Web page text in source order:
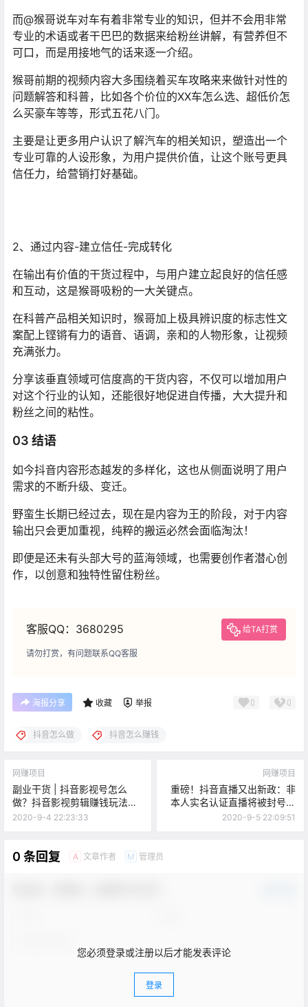
而@猴哥说车对车有着非常专业的知识，但并不会用非常
专业的术语或者干巴巴的数据来给粉丝讲解，有营养但不
可口，而是用接地气的话来逐一介绍。
猴哥前期的视频内容大多围绕着买车攻略来来做针对性的
问题解答和科普，比如各个价位的XX车怎么选、超低价怎
么买豪车等等，形式五花八门。
主要是让更多用户认识了解汽车的相关知识，塑造出一个
专业可靠的人设形象，为用户提供价值，让这个账号更具
信任力，给营销打好基础。
2、通过内容-建立信任-完成转化
在输出有价值的干货过程中，与用户建立起良好的信任感
和互动，这是猴哥吸粉的一大关键点。
在科普产品相关知识时，猴哥加上极具辨识度的标志性文
案配上铿锵有力的语音、语调，亲和的人物形象，让视频
充满张力。
分享该垂直领域可信度高的干货内容，不仅可以增加用户
对这个行业的认知，还能很好地促进自传播，大大提升和
粉丝之间的粘性。
03 结语
如今抖音内容形态越发的多样化，这也从侧面说明了用户
需求的不断升级、变迁。
野蛮生长期已经过去，现在是内容为王的阶段，对于内容
输出只会更加重视，纯粹的搬运必然会面临淘汰！
即便是还未有头部大号的蓝海领域，也需要创作者潜心创
作，以创意和独特性留住粉丝。
客服QQ：3680295 给TA打赏
请勿打赏，有问题联系QQ客服
海报分享 收藏 举报 0 0
抖音怎么做 抖音怎么赚钱
网赚项目
副业干货 | 抖音影视号怎么
做？抖音影视剪辑赚钱玩法拆
解
2020-9-4 22:23:33
网赚项目
重磅！抖音直播又出新政：非
本人实名认证直播将被封号、
个体户无法入驻小店?
2020-9-5 22:09:51
0 条回复 A 文章作者 M 管理员
您必须登录或注册以后才能发表评论
登录